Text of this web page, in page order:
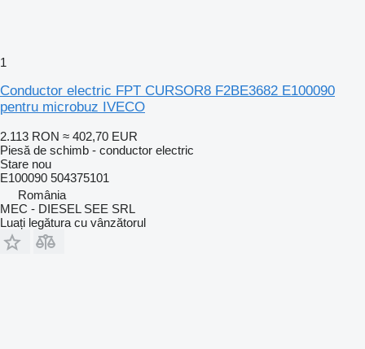
1
Conductor electric FPT CURSOR8 F2BE3682 E100090
pentru microbuz IVECO
2.113 RON ≈ 402,70 EUR
Piesă de schimb - conductor electric
Stare nou
E100090 504375101
România
MEC - DIESEL SEE SRL
Luați legătura cu vânzătorul